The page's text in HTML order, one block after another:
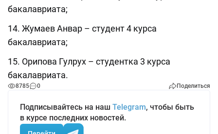
бакалавриата;
14. Жумаев Анвар – студент 4 курса
бакалавриата;
15. Орипова Гулрух – студентка 3 курса
бакалавриата.
8785 0 Поделиться
Подписывайтесь на наш Telegram, чтобы быть
в курсе последних новостей.